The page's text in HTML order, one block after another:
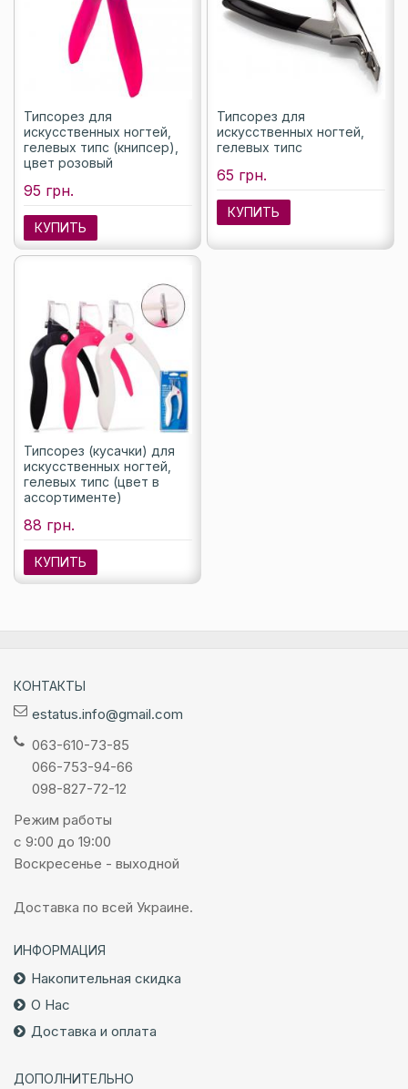
Типсорез для
искусственных ногтей,
гелевых типс (книпсер),
цвет розовый
95 грн.
КУПИТЬ
Типсорез для
искусственных ногтей,
гелевых типс
65 грн.
КУПИТЬ
Типсорез (кусачки) для
искусственных ногтей,
гелевых типс (цвет в
ассортименте)
88 грн.
КУПИТЬ
КОНТАКТЫ
estatus.info@gmail.com
063-610-73-85
066-753-94-66
098-827-72-12
Режим работы
с 9:00 до 19:00
Воскресенье - выходной
Доставка по всей Украине.
ИНФОРМАЦИЯ
Накопительная скидка
О Нас
Доставка и оплата
ДОПОЛНИТЕЛЬНО